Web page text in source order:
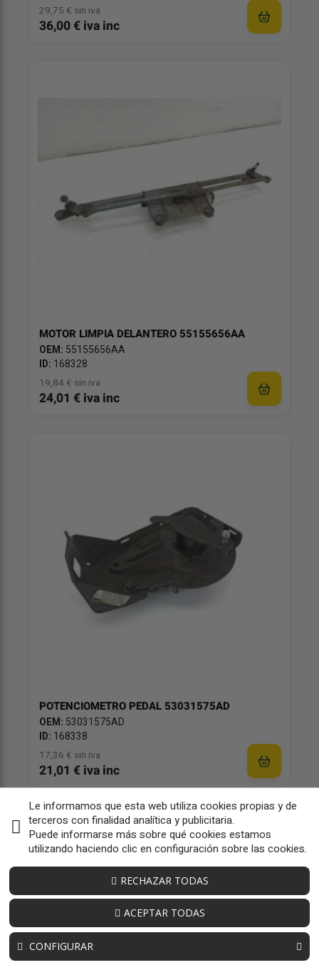
29,75 € sin iva
36,00 € iva inc
MOTOR LIMPIA DELANTERO 55155656AA
OEM: 55155656AA
ID: 168328
19,84 € sin iva
24,01 € iva inc
POTENCIOMETRO PEDAL 53031575AD
OEM: 53031575AD
ID: 168338
17,36 € sin iva
21,01 € iva inc
Le informamos que esta web utiliza cookies propias y de
terceros con finalidad analítica y publicitaria.
Puede informarse más sobre qué cookies estamos
utilizando haciendo clic en configuración sobre las cookies.
CONFIGURAR
RECHAZAR TODAS
ACEPTAR TODAS